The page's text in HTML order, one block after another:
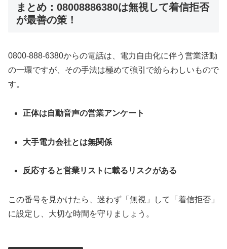
まとめ：08008886380は無視して着信拒否
が最善の策！
0800-888-6380からの電話は、電力自由化に伴う営業活動
の一環ですが、その手法は極めて強引で紛らわしいもので
す。
正体は自動音声の営業アンケート
大手電力会社とは無関係
反応すると営業リストに載るリスクがある
この番号を見かけたら、迷わず「無視」して「着信拒否」
に設定し、大切な時間を守りましょう。